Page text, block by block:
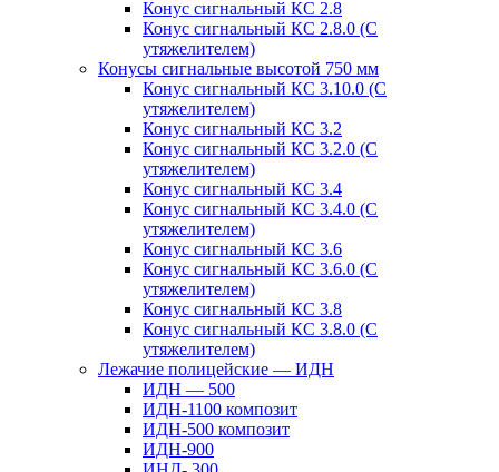
Конус сигнальный КС 2.8
Конус сигнальный КС 2.8.0 (С
утяжелителем)
Конусы сигнальные высотой 750 мм
Конус сигнальный КС 3.10.0 (С
утяжелителем)
Конус сигнальный КС 3.2
Конус сигнальный КС 3.2.0 (С
утяжелителем)
Конус сигнальный КС 3.4
Конус сигнальный КС 3.4.0 (С
утяжелителем)
Конус сигнальный КС 3.6
Конус сигнальный КС 3.6.0 (С
утяжелителем)
Конус сигнальный КС 3.8
Конус сигнальный КС 3.8.0 (С
утяжелителем)
Лежачие полицейские — ИДН
ИДН — 500
ИДН-1100 композит
ИДН-500 композит
ИДН-900